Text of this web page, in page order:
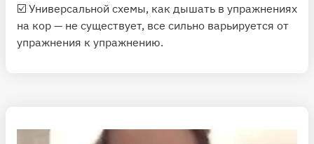
☑️ Универсальной схемы, как дышать в упражнениях
на кор — не существует, все сильно варьируется от
упражнения к упражнению.